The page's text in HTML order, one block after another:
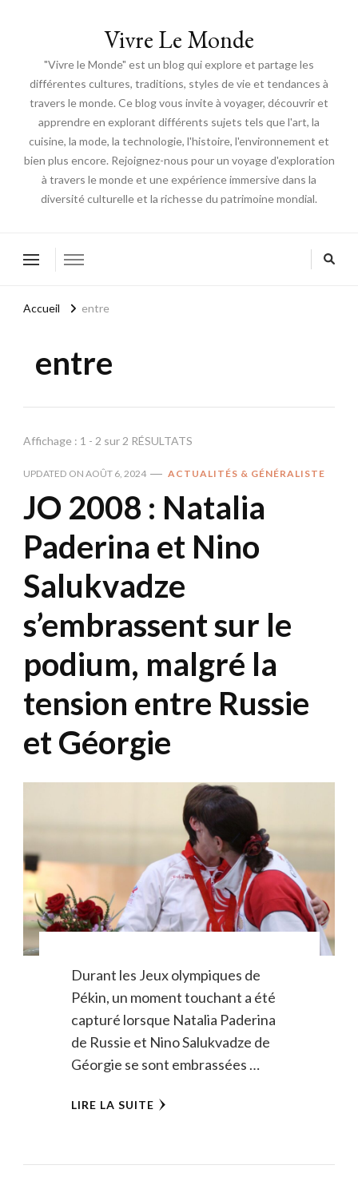
Vivre Le Monde
"Vivre le Monde" est un blog qui explore et partage les
différentes cultures, traditions, styles de vie et tendances à
travers le monde. Ce blog vous invite à voyager, découvrir et
apprendre en explorant différents sujets tels que l'art, la
cuisine, la mode, la technologie, l'histoire, l'environnement et
bien plus encore. Rejoignez-nous pour un voyage d'exploration
à travers le monde et une expérience immersive dans la
diversité culturelle et la richesse du patrimoine mondial.
Accueil entre
entre
Affichage : 1 - 2 sur 2 RÉSULTATS
UPDATED ON AOÛT 6, 2024 ACTUALITÉS & GÉNÉRALISTE
JO 2008 : Natalia
Paderina et Nino
Salukvadze
s’embrassent sur le
podium, malgré la
tension entre Russie
et Géorgie
Durant les Jeux olympiques de
Pékin, un moment touchant a été
capturé lorsque Natalia Paderina
de Russie et Nino Salukvadze de
Géorgie se sont embrassées …
LIRE LA SUITE